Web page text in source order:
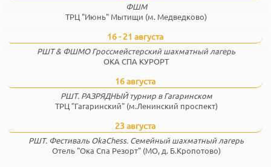
ФШМ
ТРЦ "Июнь" Мытищи (м. Медведково)
16 - 21 августа
РШТ & ФШМО Гроссмейстерский шахматный лагерь
ОКА СПА КУРОРТ
16 августа
РШТ. РАЗРЯДНЫЙ турнир в Гагаринском
ТРЦ "Гагаринский" (м.Ленинский проспект)
23 августа
РШТ. Фестиваль OkaChess. Семейный шахматный лагерь
Отель "Ока Спа Резорт" (МО, д. Б.Кропотово)